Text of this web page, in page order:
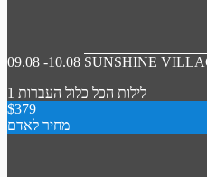
09.08 -10.08 SUNSHINE
1 לילות הכל כלול העברות
$379
מחיר לאדם